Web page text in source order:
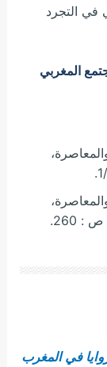
في التجرد
المغربي
في المغرب